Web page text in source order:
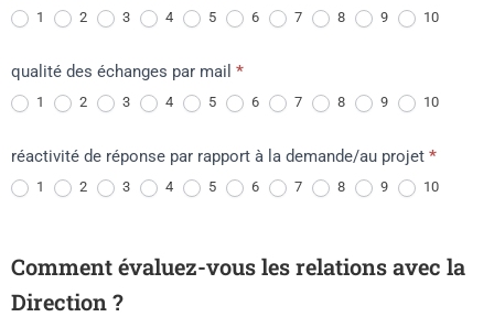
1 2 3 4 5 6 7 8 9 10
qualité des échanges par mail *
1 2 3 4 5 6 7 8 9 10
réactivité de réponse par rapport à la demande/au projet *
1 2 3 4 5 6 7 8 9 10
Comment évaluez-vous les relations avec la
Direction ?